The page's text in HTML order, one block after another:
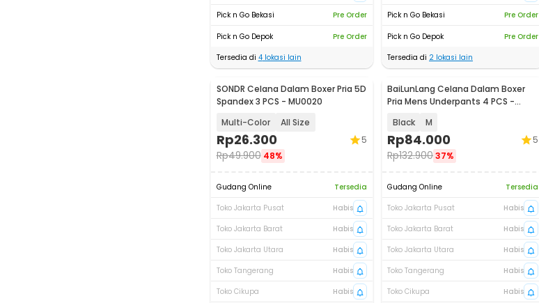
Pick n Go Bekasi
Pre Order
Pick n Go Depok
Pre Order
Tersedia di 4lokasi lain
Pick n Go Bekasi
Pre Order
Pick n Go Depok
Pre Order
Tersedia di 2 lokasi lain
SONDR Celana Dalam Boxer Pria 5D
Spandex 3 PCS - MU0020
Multi-Color
All Size
Rp26.300
Rp49.900 48%
5
Gudang Online
Tersedia
Toko Jakarta Pusat
Habis
Toko Jakarta Barat
Habis
Toko Jakarta Utara
Habis
Toko Tangerang
Habis
Toko Cikupa
Habis
BaiLunLang Celana Dalam Boxer
Pria Mens Underpants 4 PCS -
Black M
Rp84.000
Rp132.90037%
5
Gudang Online
Tersedia
Toko Jakarta Pusat
Habis
Toko Jakarta Barat
Habis
Toko Jakarta Utara
Habis
Toko Tangerang
Habis
Toko Cikupa
Habis